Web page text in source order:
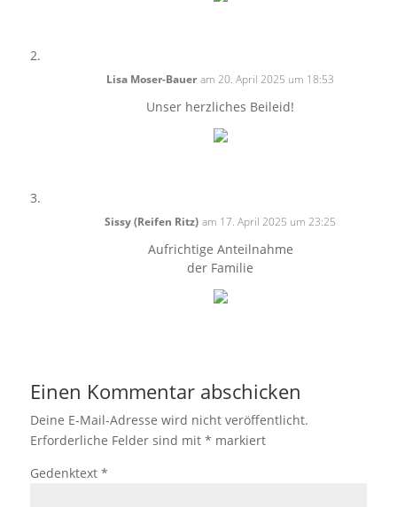
Lisa Moser-Bauer am 20. April 2025 um 18:53
Unser herzliches Beileid!
Sissy (Reifen Ritz) am 17. April 2025 um 23:25
Aufrichtige Anteilnahme
der Familie
Einen Kommentar abschicken
Deine E-Mail-Adresse wird nicht veröffentlicht.
Erforderliche Felder sind mit * markiert
Gedenktext *